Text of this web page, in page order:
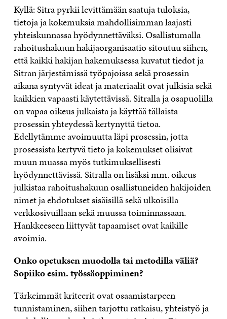
Kyllä: Sitra pyrkii levittämään saatuja tuloksia,
tietoja ja kokemuksia mahdollisimman laajasti
yhteiskunnassa hyödynnettäväksi. Osallistumalla
rahoitushakuun hakijaorganisaatio sitoutuu siihen,
että kaikki hakijan hakemuksessa kuvatut tiedot ja
Sitran järjestämissä työpajoissa sekä prosessin
aikana syntyvät ideat ja materiaalit ovat julkisia sekä
kaikkien vapaasti käytettävissä. Sitralla ja osapuolilla
on vapaa oikeus julkaista ja käyttää tällaista
prosessin yhteydessä kertynyttä tietoa.
Edellytämme avoimuutta läpi prosessin, jotta
prosessista kertyvä tieto ja kokemukset olisivat
muun muassa myös tutkimuksellisesti
hyödynnettävissä. Sitralla on lisäksi mm. oikeus
julkistaa rahoitushakuun osallistuneiden hakijoiden
nimet ja ehdotukset sisäisillä sekä ulkoisilla
verkkosivuillaan sekä muussa toiminnassaan.
Hankkeeseen liittyvät tapaamiset ovat kaikille
avoimia.
Onko opetuksen muodolla tai metodilla väliä?
Sopiiko esim. työssäoppiminen?
Tärkeimmät kriteerit ovat osaamistarpeen
tunnistaminen, siihen tarjottu ratkaisu, yhteistyö ja